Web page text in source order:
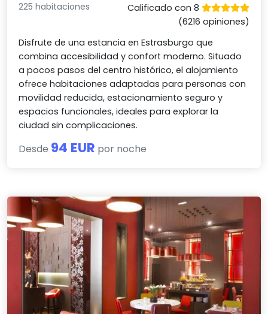
225 habitaciones
Calificado con 8
(6216 opiniones)
Disfrute de una estancia en Estrasburgo que
combina accesibilidad y confort moderno. Situado
a pocos pasos del centro histórico, el alojamiento
ofrece habitaciones adaptadas para personas con
movilidad reducida, estacionamiento seguro y
espacios funcionales, ideales para explorar la
ciudad sin complicaciones.
Desde 94 EUR por noche